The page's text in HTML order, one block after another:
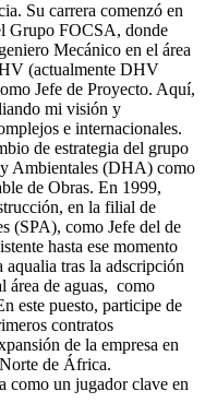
Su carrera comenzó en
Grupo FOCSA, donde
Mecánico en el área
(actualmente DHV
Jefe de Proyecto. Aquí,
mi visión y
e internacionales.
de estrategia del grupo
Ambientales (DHA) como
de Obras. En 1999,
en la filial de
(SPA), como Jefe del de
hasta ese momento
tras la adscripción
área de aguas, como
este puesto, participe de
contratos
de la empresa en
de África.
como un jugador clave en